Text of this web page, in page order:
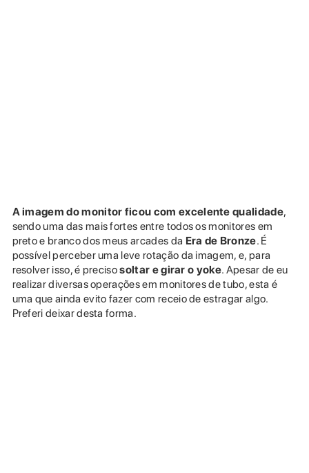
A imagem do monitor ficou com excelente qualidade,
sendo uma das mais fortes entre todos os monitores em
preto e branco dos meus arcades da Era de Bronze. É
possível perceber uma leve rotação da imagem, e, para
resolver isso, é precisosoltar e girar o yoke. Apesar de eu
realizar diversas operações em monitores de tubo, esta é
uma que ainda evito fazer com receio de estragar algo.
Preferi deixar desta forma.